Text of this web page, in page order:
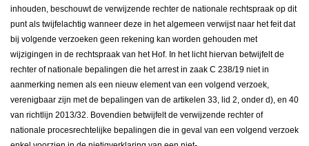
inhouden, beschouwt de verwijzende rechter de nationale rechtspraak op dit
punt als twijfelachtig wanneer deze in het algemeen verwijst naar het feit dat
bij volgende verzoeken geen rekening kan worden gehouden met
wijzigingen in de rechtspraak van het Hof. In het licht hiervan betwijfelt de
rechter of nationale bepalingen die het arrest in zaak C 238/19 niet in
aanmerking nemen als een nieuw element van een volgend verzoek,
verenigbaar zijn met de bepalingen van de artikelen 33, lid 2, onder d), en 40
van richtlijn 2013/32. Bovendien betwijfelt de verwijzende rechter of
nationale procesrechtelijke bepalingen die in geval van een volgend verzoek